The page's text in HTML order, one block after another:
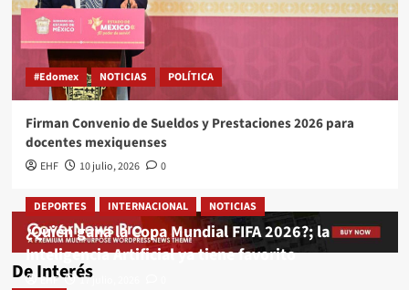
#Edomex NOTICIAS POLÍTICA
Firman Convenio de Sueldos y Prestaciones 2026 para
docentes mexiquenses
EHF 10 julio, 2026 0
De Interés
DEPORTES INTERNACIONAL NOTICIAS
¿Quién gana la Copa Mundial FIFA 2026?; la
Inteligencia Artificial ya tiene favorito
EHF 17 julio, 2026